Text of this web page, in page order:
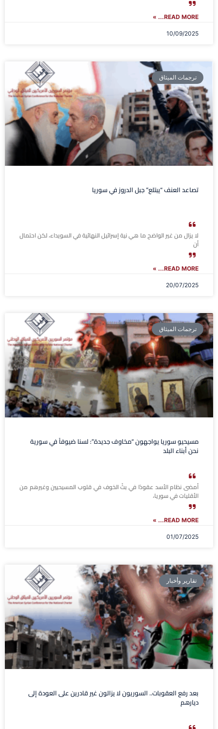
READ MORE... »
10/09/2025
ترجمات الميثاق
تصاعد العنف “يبتلع” جبل الدروز في سوريا
لا يزال من غير الواضح ما هي نية إسرائيل النهائية في السويداء، لكن احتمال
أن
READ MORE... »
20/07/2025
ترجمات الميثاق
مسيحيو سوريا يواجهون “مخاوف جديدة”: لسنا ضيوفاً في سورية
نحن أبناء البلد
أمضى نظام الأسد عقودًا في بثّ الخوف في قلوب المسيحيين وغيرهم من
الأقليات في سوريا،
READ MORE... »
01/07/2025
تقارير وأخبار
بعد رفع العقوبات.. السوريون لا يزالون غير قادرين على العودة إلى
ديارهم